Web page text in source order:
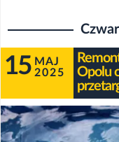
15 MAJ
2025
Opolu